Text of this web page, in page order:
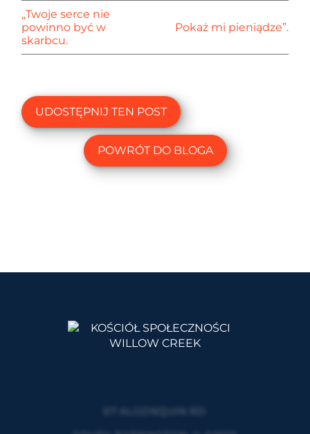
„Twoje serce nie
powinno być w
skarbcu.
Pokaż mi pieniądze”.
UDOSTĘPNIJ TEN POST
POWRÓT DO BLOGA